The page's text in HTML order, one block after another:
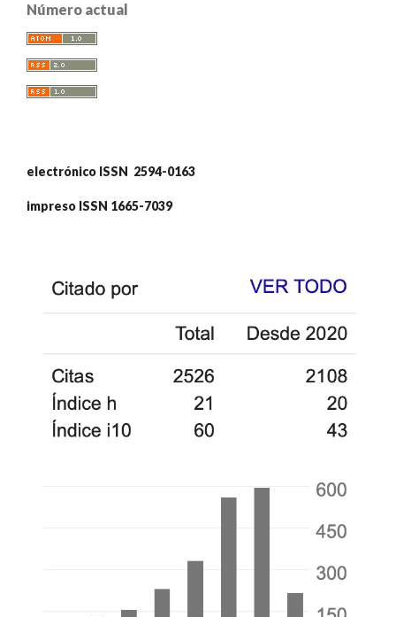
Número actual
electrónico ISSN 2594-0163
impreso ISSN 1665-7039